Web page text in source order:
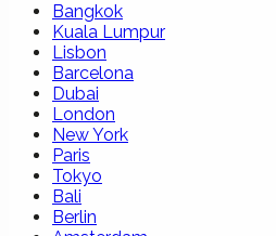
Bangkok
Kuala Lumpur
Lisbon
Barcelona
Dubai
London
New York
Paris
Tokyo
Bali
Berlin